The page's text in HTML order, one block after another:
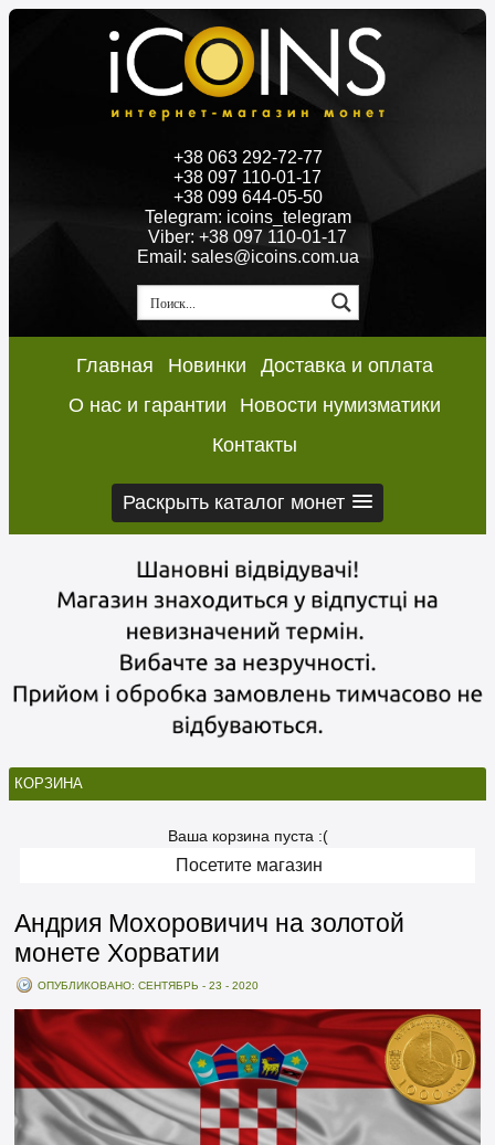
+38 063 292-72-77
+38 097 110-01-17
+38 099 644-05-50
Telegram: icoins_telegram
Viber: +38 097 110-01-17
Email: sales@icoins.com.ua
Главная Новинки
Доставка и оплата
О нас и гарантии
Новости нумизматики
Контакты
Раскрыть каталог монет
КОРЗИНА
Ваша корзина пуста :(
Посетите магазин
Андрия Мохоровичич на золотой
монете Хорватии
ОПУБЛИКОВАНО: СЕНТЯБРЬ - 23 - 2020